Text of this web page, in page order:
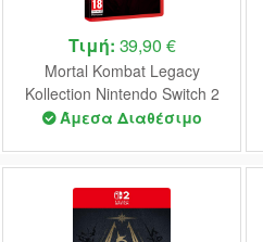
Τιμή: 39,90 €
Mortal Kombat Legacy
Kollection Nintendo Switch 2
NEW
Άμεσα Διαθέσιμο